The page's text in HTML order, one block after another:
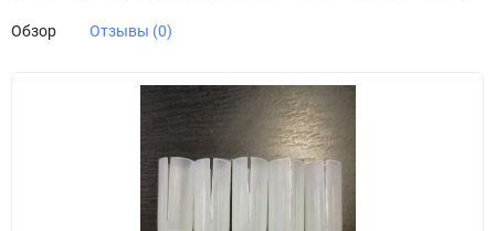
Обзор Отзывы (0)